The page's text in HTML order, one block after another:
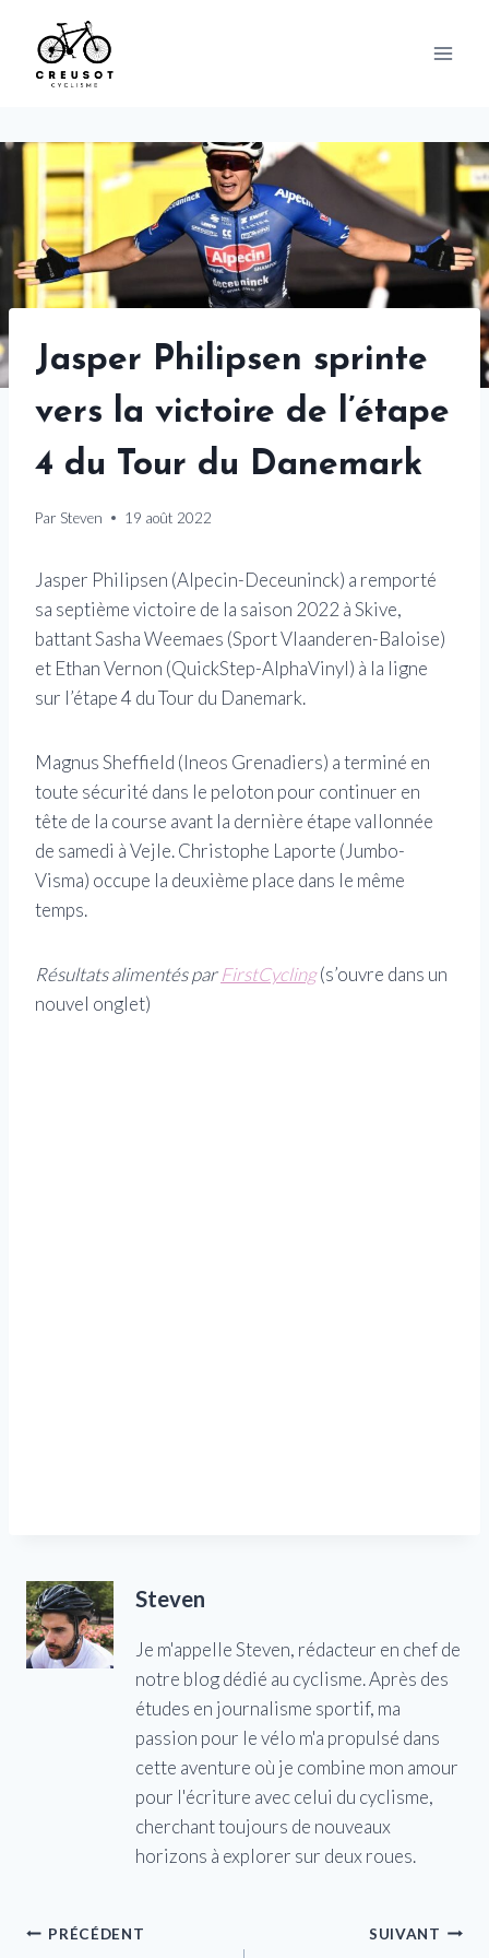
content
Jasper Philipsen sprinte
vers la victoire de l’étape
4 du Tour du Danemark
Par Steven 19 août 2022
Jasper Philipsen (Alpecin-Deceuninck) a remporté
sa septième victoire de la saison 2022 à Skive,
battant Sasha Weemaes (Sport Vlaanderen-Baloise)
et Ethan Vernon (QuickStep-AlphaVinyl) à la ligne
sur l’étape 4 du Tour du Danemark.
Magnus Sheffield (Ineos Grenadiers) a terminé en
toute sécurité dans le peloton pour continuer en
tête de la course avant la dernière étape vallonnée
de samedi à Vejle. Christophe Laporte (Jumbo-
Visma) occupe la deuxième place dans le même
temps.
Résultats alimentés parFirstCycling(s’ouvre dans un
nouvel onglet)
Steven
Je m'appelle Steven, rédacteur en chef de
notre blog dédié au cyclisme. Après des
études en journalisme sportif, ma
passion pour le vélo m'a propulsé dans
cette aventure où je combine mon amour
pour l'écriture avec celui du cyclisme,
cherchant toujours de nouveaux
horizons à explorer sur deux roues.
Navigation
PRÉCÉDENT SUIVANT